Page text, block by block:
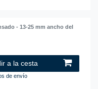
- 13-25 mm ancho del
a la cesta
de envío